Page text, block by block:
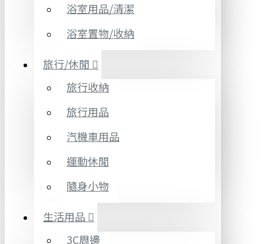
浴室用品/清潔
浴室置物/收納
旅行/休閒
旅行收納
旅行用品
汽機車用品
運動休閒
隨身小物
生活用品
3C周邊